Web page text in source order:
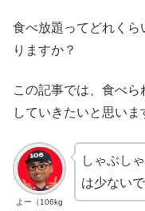
食べ放題ってどれく
りますか？
この記事では、食べ
していきたいと思いま
よー（106kg
しゃぶし
は少ない